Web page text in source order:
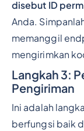
disebut ID
Anda.
memanggil
mengirimkan
Langkah 3:
Pengiriman
Ini adalah
berfungsi baik